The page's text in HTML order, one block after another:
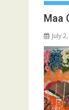
Maa
July